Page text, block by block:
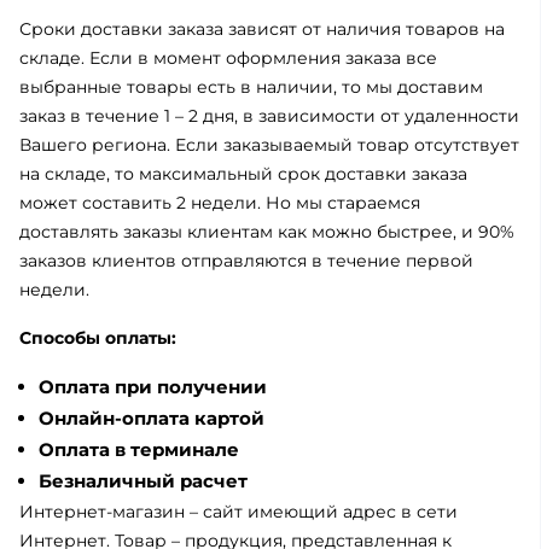
Сроки доставки заказа зависят от наличия товаров на
складе. Если в момент оформления заказа все
выбранные товары есть в наличии, то мы доставим
заказ в течение 1 – 2 дня, в зависимости от удаленности
Вашего региона. Если заказываемый товар отсутствует
на складе, то максимальный срок доставки заказа
может составить 2 недели. Но мы стараемся
доставлять заказы клиентам как можно быстрее, и 90%
заказов клиентов отправляются в течение первой
недели.
Способы оплаты:
Оплата при получении
Онлайн-оплата картой
Оплата в терминале
Безналичный расчет
Интернет-магазин – сайт имеющий адрес в сети
Интернет. Товар – продукция, представленная к